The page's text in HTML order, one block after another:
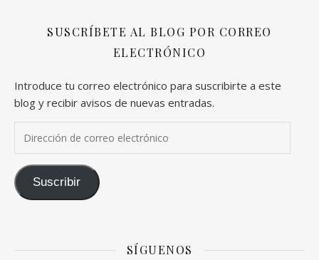
SUSCRÍBETE AL BLOG POR CORREO
ELECTRÓNICO
Introduce tu correo electrónico para suscribirte a este
blog y recibir avisos de nuevas entradas.
Suscribir
SÍGUENOS